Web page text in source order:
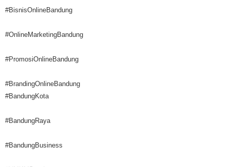
#BisnisOnlineBandung
#OnlineMarketingBandung
#PromosiOnlineBandung
#BrandingOnlineBandung
#BandungKota
#BandungRaya
#BandungBusiness